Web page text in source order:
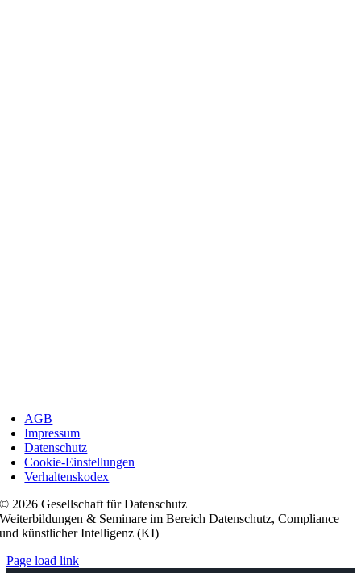
AGB
Impressum
Datenschutz
Cookie-Einstellungen
Verhaltenskodex
© 2026 Gesellschaft für Datenschutz
Weiterbildungen & Seminare im Bereich Datenschutz, Compliance
und künstlicher Intelligenz (KI)
Page load link